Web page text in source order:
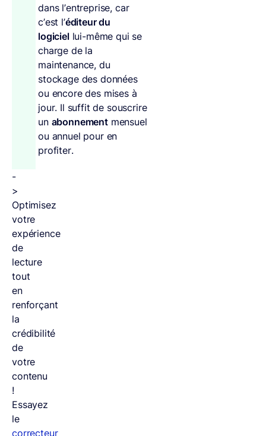
dans l’entreprise, car
c’est l’éditeur du
logiciellui-même qui se
charge de la
maintenance, du
stockage des données
ou encore des mises à
jour. Il suffit de souscrire
un abonnementmensuel
ou annuel pour en
profiter.
-
>
Optimisez
votre
expérience
de
lecture
tout
en
renforçant
la
crédibilité
de
votre
contenu
!
Essayez
le
correcteur